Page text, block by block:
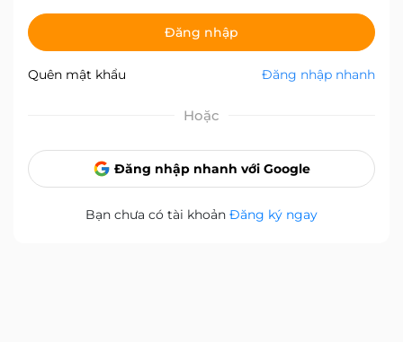
Đăng nhập
Quên mật khẩu Đăng nhập nhanh
Hoặc
Đăng nhập nhanh với Google
Bạn chưa có tài khoản Đăng ký ngay